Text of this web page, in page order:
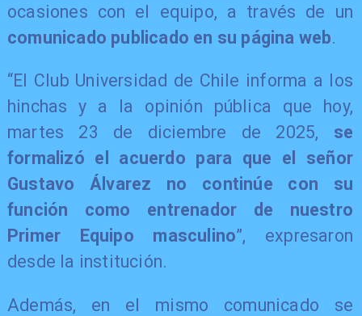
ocasiones con el equipo, a través de un
comunicado publicado en su página web.
“El Club Universidad de Chile informa a los
hinchas y a la opinión pública que hoy,
martes 23 de diciembre de 2025, se
formalizó el acuerdo para que el señor
Gustavo Álvarez no continúe con su
función como entrenador de nuestro
Primer Equipo masculino”, expresaron
desde la institución.
Además, en el mismo comunicado se